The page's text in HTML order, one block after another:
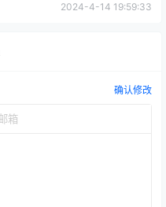
2024-4-14 19:59:33
确认修改